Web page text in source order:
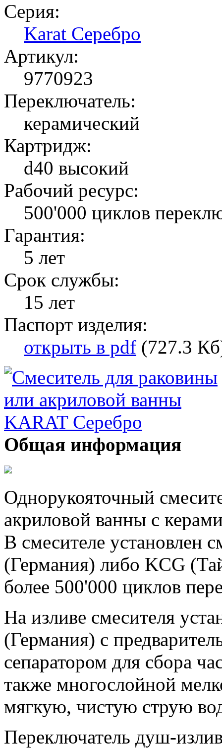
Серия:
Karat Серебро
Артикул:
9770923
Переключатель:
керамический
Картридж:
d40 высокий
Рабочий ресурс:
500'000 циклов
Гарантия:
5 лет
Срок службы:
15 лет
Паспорт изделия:
открыть в pdf (727.3
Общая информация
Однорукояточный
акриловой ванны с
В смесителе
(Германия) либо KCG
более 500'000 циклов
На изливе смесителя
(Германия) с
сепаратором для сбора
также многослойной
мягкую, чистую струю
Переключатель душ-